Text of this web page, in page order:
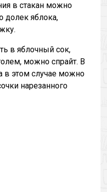
в стакан можно
долек яблока,
в яблочный сок,
можно спрайт. В
в этом случае можно
нарезанного